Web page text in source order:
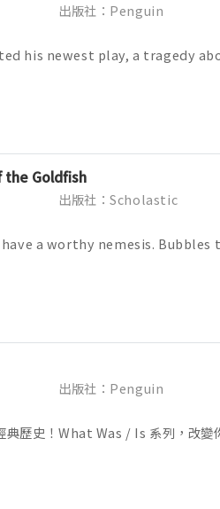
出版社：Penguin
his newest play, a tragedy
the Goldfish
出版社：Scholastic
a worthy nemesis. Bubbles
出版社：Penguin
典歷史！What Was / Is 系列，改變